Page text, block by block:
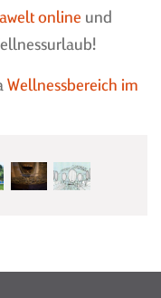
online und
Wellnessbereich im